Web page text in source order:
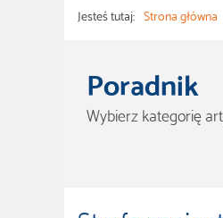
Jesteś tutaj: Strona główna
Poradnik
Wybierz kategorię